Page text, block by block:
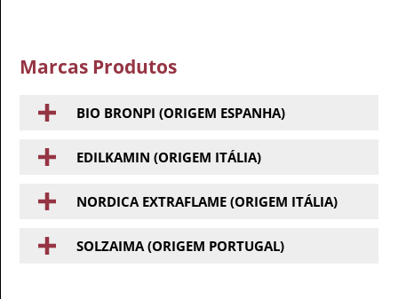
Marcas Produtos
BIO BRONPI (ORIGEM ESPANHA)
EDILKAMIN (ORIGEM ITÁLIA)
NORDICA EXTRAFLAME (ORIGEM ITÁLIA)
SOLZAIMA (ORIGEM PORTUGAL)